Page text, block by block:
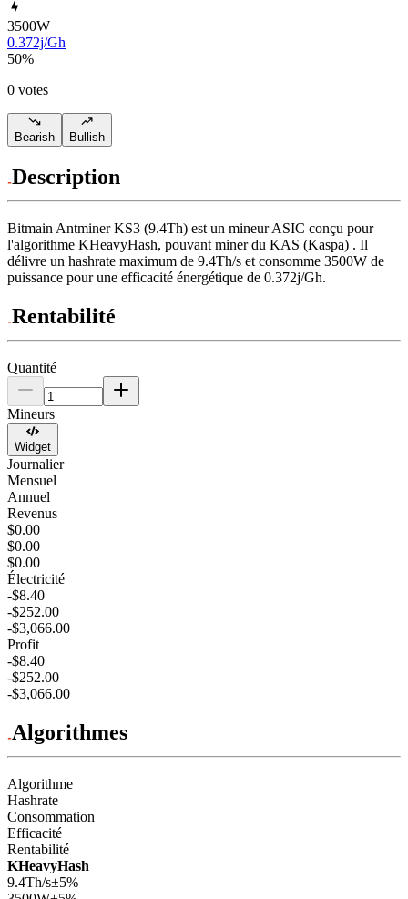
3500W
0.372j/Gh
50%
0 votes
Bearish Bullish
Description
Bitmain Antminer KS3 (9.4Th) est un mineur ASIC conçu pour
l'algorithme KHeavyHash, pouvant miner du KAS (Kaspa) . Il
délivre un hashrate maximum de 9.4Th/s et consomme 3500W de
puissance pour une efficacité énergétique de 0.372j/Gh.
Rentabilité
Quantité
Mineurs
Widget
Journalier
Mensuel
Annuel
Revenus
$0.00
$0.00
$0.00
Électricité
-$8.40
-$252.00
-$3,066.00
Profit
-$8.40
-$252.00
-$3,066.00
Algorithmes
Algorithme
Hashrate
Consommation
Efficacité
Rentabilité
KHeavyHash
9.4Th/s±5%